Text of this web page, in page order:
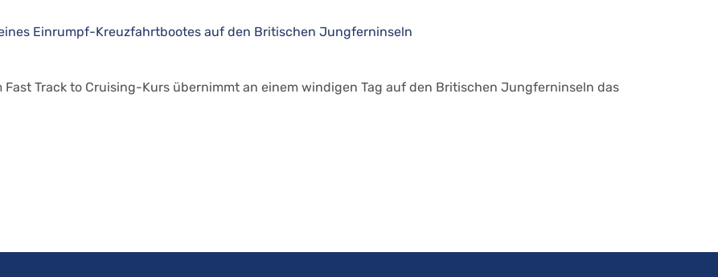
Track to Cruising-Kurs übernimmt an einem windigen Tag auf den Britischen Jungferninseln das